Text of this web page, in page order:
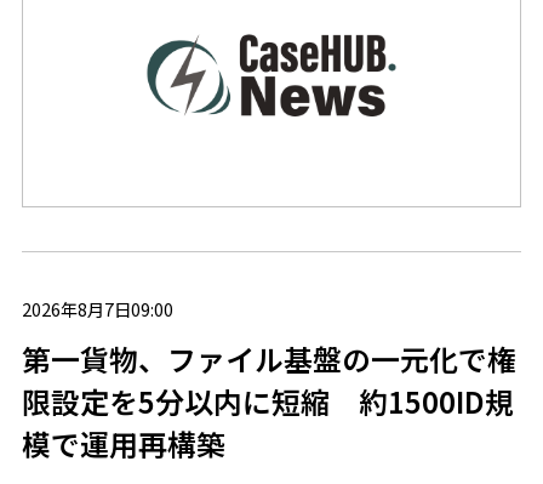
2026年8月7日09:00
第一貨物、ファイル基盤の一元化で権
限設定を5分以内に短縮 約1500ID規
模で運用再構築